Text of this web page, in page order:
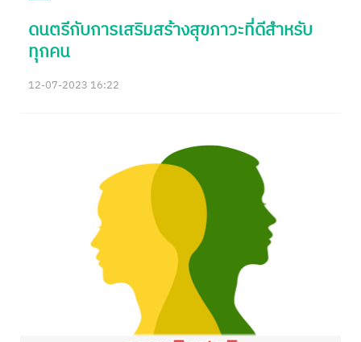
ดนตรีกับการเสริมสร้างสุขภาวะที่ดีสำหรับ
ทุกคน
12-07-2023 16:22